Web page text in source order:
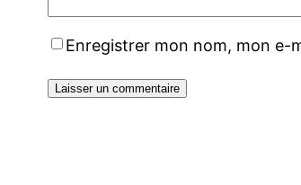
Enregistrer mon nom, mon e-